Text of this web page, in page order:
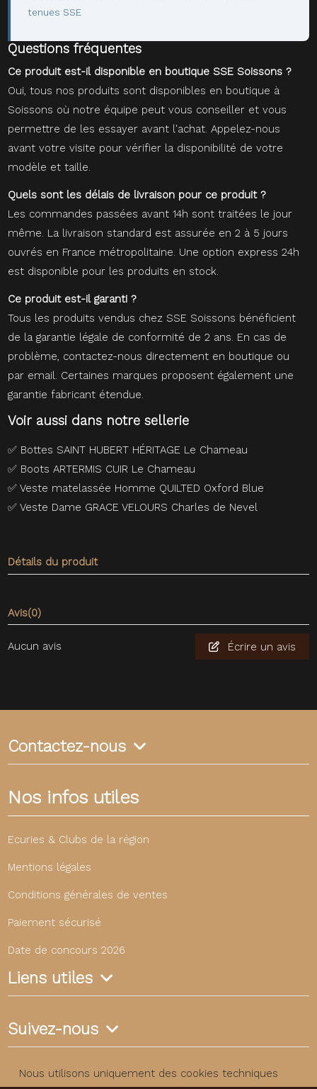
tenues SSE
Questions fréquentes
Ce produit est-il disponible en boutique SSE Soissons ?
Oui, tous nos produits sont disponibles en boutique à
Soissons où notre équipe peut vous conseiller et vous
permettre de les essayer avant l'achat. Appelez-nous
avant votre visite pour vérifier la disponibilité de votre
modèle et taille.
Quels sont les délais de livraison pour ce produit ?
Les commandes passées avant 14h sont traitées le jour
même. La livraison standard est assurée en 2 à 5 jours
ouvrés en France métropolitaine. Une option express 24h
est disponible pour les produits en stock.
Ce produit est-il garanti ?
Tous les produits vendus chez SSE Soissons bénéficient
de la garantie légale de conformité de 2 ans. En cas de
problème, contactez-nous directement en boutique ou
par email. Certaines marques proposent également une
garantie fabricant étendue.
Voir aussi dans notre sellerie
✅ Bottes SAINT HUBERT HÉRITAGE Le Chameau
✅ Boots ARTERMIS CUIR Le Chameau
✅Veste matelassée Homme QUILTED Oxford Blue
✅Veste Dame GRACE VELOURS Charles de Nevel
Détails du produit
Avis(0)
Aucun avis Écrire un avis
Contactez-nous
Nos infos utiles
Ecuries & Clubs de la région
Mentions légales
Conditions générales de ventes
Paiement sécurisé
Date de concours 2026
Liens utiles
Suivez-nous
Nous utilisons uniquement des cookies techniques